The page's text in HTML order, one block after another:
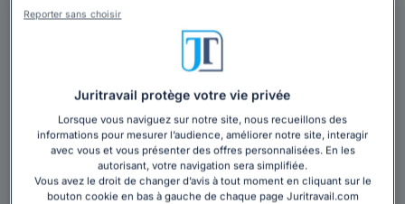
Avocat au barreau de Strasbourg
Strasbourg, 67000
Contacter ce cabinet
Maître Alice KISTNER - WANG est avocate généraliste
depuis 2017 au barreau de Strasbourg, elle dévoue ses
Juritravail protège votre vie privée
Lorsque vous naviguez sur notre site, nous recueillons des
informations pour mesurer l’audience, améliorer notre site, interagir
avec vous et vous présenter des offres personnalisées. En les
autorisant, votre navigation sera simplifiée.
Vous avez le droit de changer d’avis à tout moment en cliquant sur le
bouton cookie en bas à gauche de chaque page Juritravail.com
Reporter sans choisir